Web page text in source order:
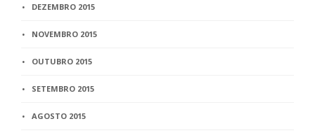
DEZEMBRO 2015
NOVEMBRO 2015
OUTUBRO 2015
SETEMBRO 2015
AGOSTO 2015